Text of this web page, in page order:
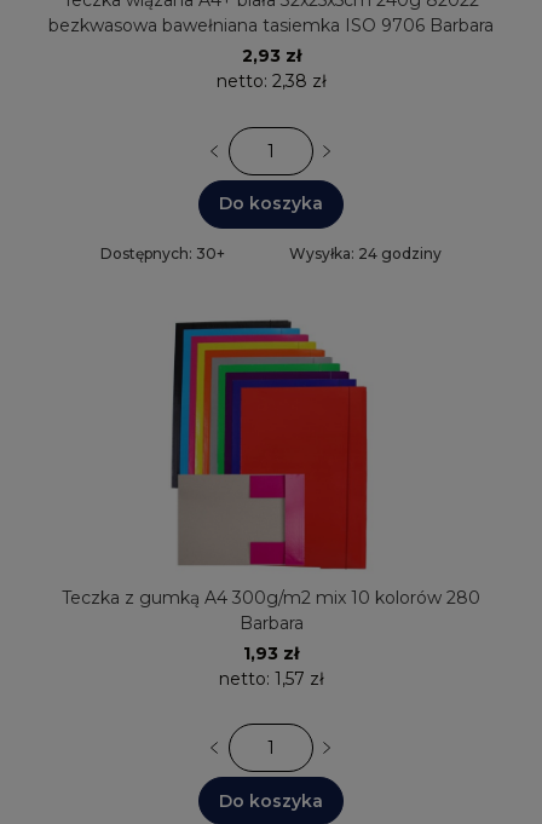
bezkwasowa bawełniana tasiemka ISO 9706 Barbara
2,93 zł
netto: 2,38 zł
Do koszyka
Dostępnych: 30+ Wysyłka: 24 godziny
Teczka z gumką A4 300g/m2 mix 10 kolorów 280
Barbara
1,93 zł
netto: 1,57 zł
Do koszyka